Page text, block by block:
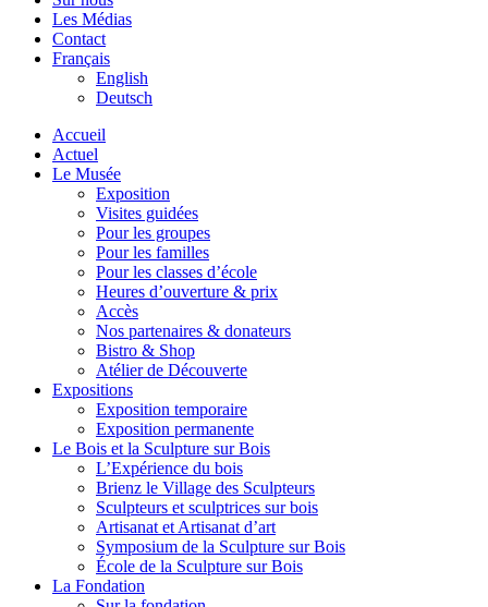
Les Médias
Contact
Français
English
Deutsch
Accueil
Actuel
Le Musée
Exposition
Visites guidées
Pour les groupes
Pour les familles
Pour les classes d’école
Heures d’ouverture & prix
Accès
Nos partenaires & donateurs
Bistro & Shop
Atélier de Découverte
Expositions
Exposition temporaire
Exposition permanente
Le Bois et la Sculpture sur Bois
L’Expérience du bois
Brienz le Village des Sculpteurs
Sculpteurs et sculptrices sur bois
Artisanat et Artisanat d’art
Symposium de la Sculpture sur Bois
École de la Sculpture sur Bois
La Fondation